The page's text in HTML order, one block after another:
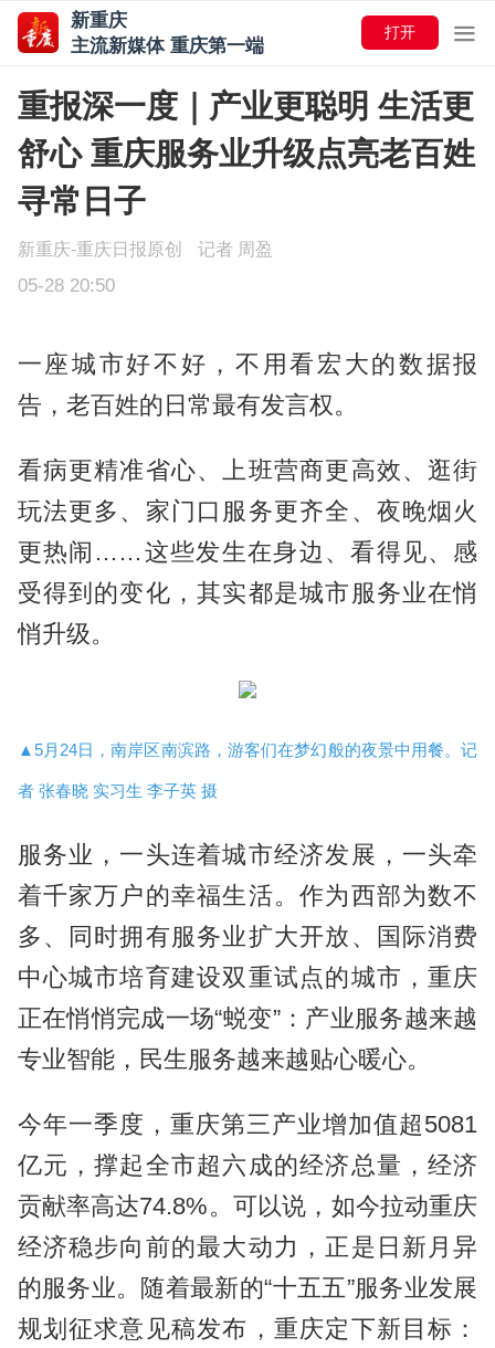
新重庆
主流新媒体 重庆第一端
打开
重报深一度｜产业更聪明 生活更
舒心 重庆服务业升级点亮老百姓
寻常日子
新重庆-重庆日报原创 记者 周盈
05-28 20:50
一座城市好不好，不用看宏大的数据报
告，老百姓的日常最有发言权。
看病更精准省心、上班营商更高效、逛街
玩法更多、家门口服务更齐全、夜晚烟火
更热闹……这些发生在身边、看得见、感
受得到的变化，其实都是城市服务业在悄
悄升级。
▲5月24日，南岸区南滨路，游客们在梦幻般的夜景中用餐。记
者 张春晓 实习生 李子英 摄
服务业，一头连着城市经济发展，一头牵
着千家万户的幸福生活。作为西部为数不
多、同时拥有服务业扩大开放、国际消费
中心城市培育建设双重试点的城市，重庆
正在悄悄完成一场“蜕变”：产业服务越来越
专业智能，民生服务越来越贴心暖心。
今年一季度，重庆第三产业增加值超5081
亿元，撑起全市超六成的经济总量，经济
贡献率高达74.8%。可以说，如今拉动重庆
经济稳步向前的最大动力，正是日新月异
的服务业。随着最新的“十五五”服务业发展
规划征求意见稿发布，重庆定下新目标：